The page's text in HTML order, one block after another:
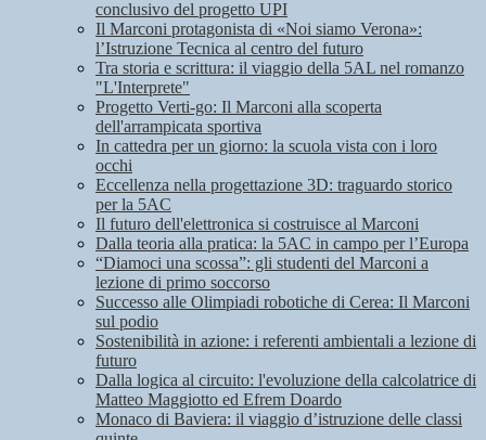
conclusivo del progetto UPI
Il Marconi protagonista di «Noi siamo Verona»:
l’Istruzione Tecnica al centro del futuro
Tra storia e scrittura: il viaggio della 5AL nel romanzo
"L'Interprete"
Progetto Verti-go: Il Marconi alla scoperta
dell'arrampicata sportiva
In cattedra per un giorno: la scuola vista con i loro
occhi
Eccellenza nella progettazione 3D: traguardo storico
per la 5AC
Il futuro dell'elettronica si costruisce al Marconi
Dalla teoria alla pratica: la 5AC in campo per l’Europa
“Diamoci una scossa”: gli studenti del Marconi a
lezione di primo soccorso
Successo alle Olimpiadi robotiche di Cerea: Il Marconi
sul podio
Sostenibilità in azione: i referenti ambientali a lezione di
futuro
Dalla logica al circuito: l'evoluzione della calcolatrice di
Matteo Maggiotto ed Efrem Doardo
Monaco di Baviera: il viaggio d’istruzione delle classi